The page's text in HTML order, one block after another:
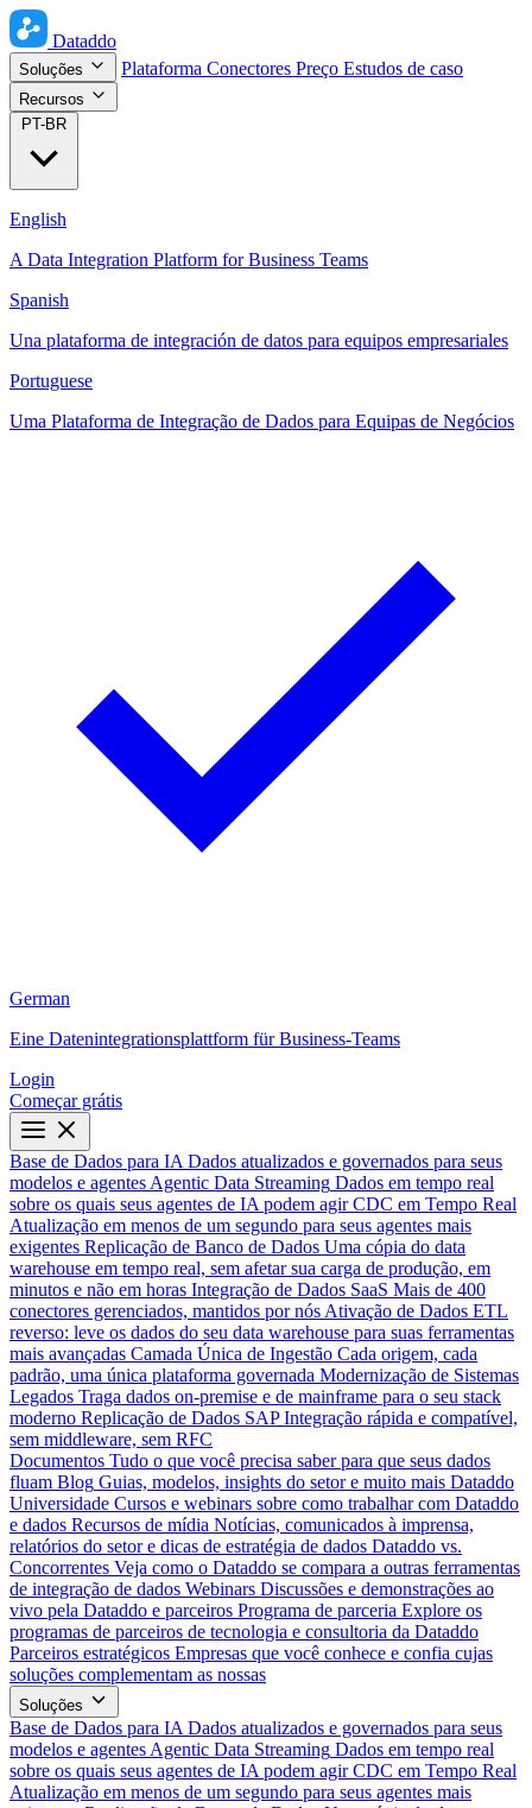
Dataddo
Soluções Plataforma Conectores Preço Estudos de caso
Recursos
PT-BR
English
A Data Integration Platform for Business Teams
Spanish
Una plataforma de integración de datos para equipos empresariales
Portuguese
Uma Plataforma de Integração de Dados para Equipas de Negócios
German
Eine Datenintegrationsplattform für Business-Teams
Login
Começar grátis
Base de Dados para IA Dados atualizados e governados para seus
modelos e agentes Agentic Data Streaming Dados em tempo real
sobre os quais seus agentes de IA podem agir CDC em Tempo Real
Atualização em menos de um segundo para seus agentes mais
exigentes Replicação de Banco de Dados Uma cópia do data
warehouse em tempo real, sem afetar sua carga de produção, em
minutos e não em horas Integração de Dados SaaS Mais de 400
conectores gerenciados, mantidos por nós Ativação de Dados ETL
reverso: leve os dados do seu data warehouse para suas ferramentas
mais avançadas Camada Única de Ingestão Cada origem, cada
padrão, uma única plataforma governada Modernização de Sistemas
Legados Traga dados on-premise e de mainframe para o seu stack
moderno Replicação de Dados SAP Integração rápida e compatível,
sem middleware, sem RFC
Documentos Tudo o que você precisa saber para que seus dados
fluam Blog Guias, modelos, insights do setor e muito mais Dataddo
Universidade Cursos e webinars sobre como trabalhar com Dataddo
e dados Recursos de mídia Notícias, comunicados à imprensa,
relatórios do setor e dicas de estratégia de dados Dataddo vs.
Concorrentes Veja como o Dataddo se compara a outras ferramentas
de integração de dados Webinars Discussões e demonstrações ao
vivo pela Dataddo e parceiros Programa de parceria Explore os
programas de parceiros de tecnologia e consultoria da Dataddo
Parceiros estratégicos Empresas que você conhece e confia cujas
soluções complementam as nossas
Soluções
Base de Dados para IA Dados atualizados e governados para seus
modelos e agentes Agentic Data Streaming Dados em tempo real
sobre os quais seus agentes de IA podem agir CDC em Tempo Real
Atualização em menos de um segundo para seus agentes mais